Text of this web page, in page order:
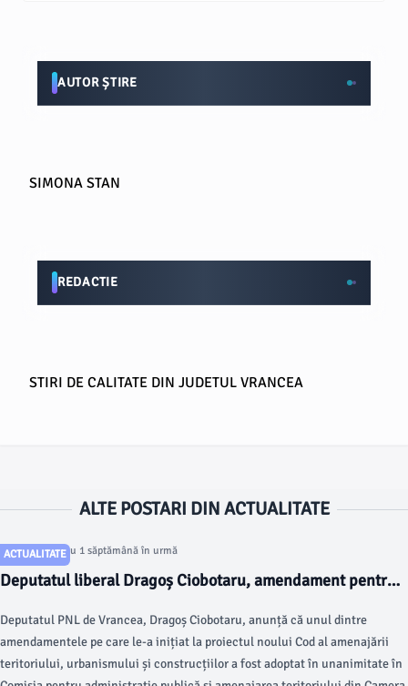
AUTOR ȘTIRE
SIMONA STAN
REDACTIE
STIRI DE CALITATE DIN JUDETUL VRANCEA
ALTE POSTARI DIN ACTUALITATE
ACTUALITATE
Articol postat cu 1 săptămână în urmă
Deputatul liberal Dragoș Ciobotaru, amendament pentru
Deputatul PNL de Vrancea, Dragoș Ciobotaru, anunță că unul dintre
amendamentele pe care le-a inițiat la proiectul noului Cod al amenajării
teritoriului, urbanismului și construcțiilor a fost adoptat în unanimitate în